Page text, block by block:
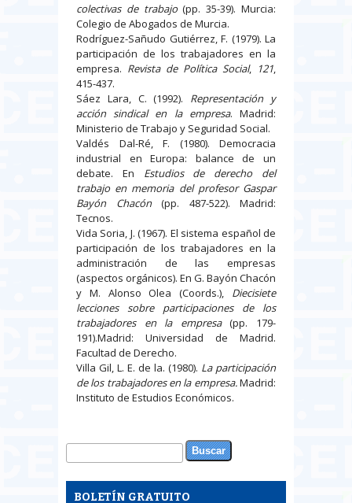
colectivas de trabajo(pp. 35-39). Murcia:
Colegio de Abogados de Murcia.
Rodríguez-Sañudo Gutiérrez, F. (1979). La
participación de los trabajadores en la
empresa. Revista de Política Social, 121
415-437.
Sáez Lara, C. (1992). Representación y
acción sindical en la empresa. Madrid:
Ministerio de Trabajo y Seguridad Social.
Valdés Dal-Ré, F. (1980). Democracia
industrial en Europa: balance de un
debate. En Estudios de derecho del
trabajo en memoria del profesor Gaspar
Bayón Chacón(pp. 487-522). Madrid:
Tecnos.
Vida Soria, J. (1967). El sistema español de
participación de los trabajadores en la
administración de las empresas
(aspectos orgánicos). En G. Bayón Chacón
y M. Alonso Olea (Coords.), Diecisiete
lecciones sobre participaciones de los
trabajadores en la empresa(pp. 179-
191).Madrid: Universidad de Madrid.
Facultad de Derecho.
Villa Gil, L. E. de la. (1980). La participación
de los trabajadores en la empresa.Madrid:
Instituto de Estudios Económicos.
Formulario de búsqueda
Buscar
BOLETÍN GRATUITO